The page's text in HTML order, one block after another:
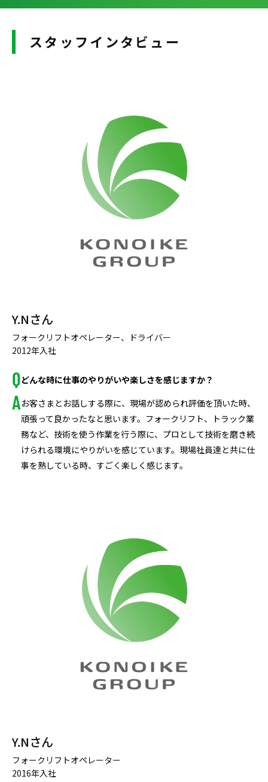
スタッフインタビュー
Y.Nさん
フォークリフトオペレーター、ドライバー
2012年入社
どんな時に仕事のやりがいや楽しさを感じますか？
お客さまとお話しする際に、現場が認められ評価を頂いた時、
頑張って良かったなと思います。フォークリフト、トラック業
務など、技術を使う作業を行う際に、プロとして技術を磨き続
けられる環境にやりがいを感じています。現場社員達と共に仕
事を熟している時、すごく楽しく感じます。
Y.Nさん
フォークリフトオペレーター
2016年入社